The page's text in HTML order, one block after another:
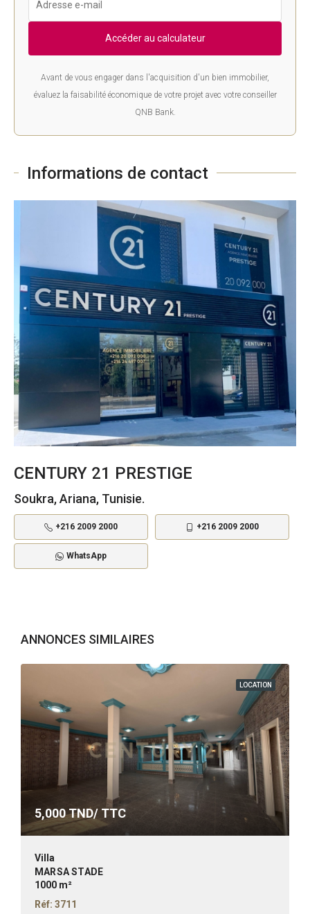
Accéder au calculateur
Avant de vous engager dans l'acquisition d'un bien immobilier,
évaluez la faisabilité économique de votre projet avec votre conseiller
QNB Bank.
Informations de contact
CENTURY 21 PRESTIGE
Soukra, Ariana, Tunisie.
+216 2009 2000 +216 2009 2000
WhatsApp
ANNONCES SIMILAIRES
LOCATION
5,000TND/ TTC
Villa
MARSA STADE
1000 m²
Réf: 3711